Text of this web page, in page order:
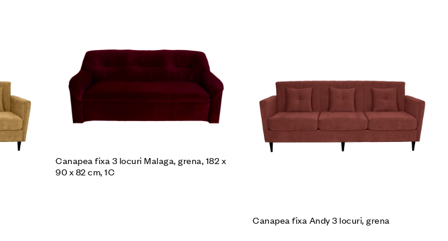
Canapea fixa 3 locuri Malaga, grena, 182 x
90 x 82 cm, 1C
Canapea fixa Andy 3 locuri, grena